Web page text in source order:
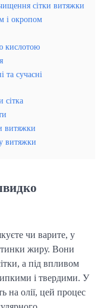
сітки витяжки
і окропом
кислотою
та сучасні
сітка
витяжки
витяжки
чи варите, у
жиру. Вони
а під впливом
і твердими. У
на олії, цей процес